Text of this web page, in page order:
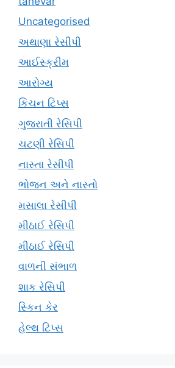
Uncategorised
અથાણા રેસીપી
આઈસ્ક્રીમ
આરોગ્ય
કિચન ટિપ્સ
ગુજરાતી રેસિપી
ચટણી રેસિપી
નાસ્તા રેસીપી
ભોજન અને નાસ્તો
મસાલા રેસીપી
મીઠાઈ રેસિપી
મીઠાઈ રેસિપી
વાળની સંભાળ
શાક રેસિપી
સ્કિન કેર
હેલ્થ ટિપ્સ